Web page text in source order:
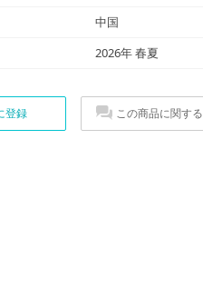
中国
2026年 春夏
登録 この商品に関す